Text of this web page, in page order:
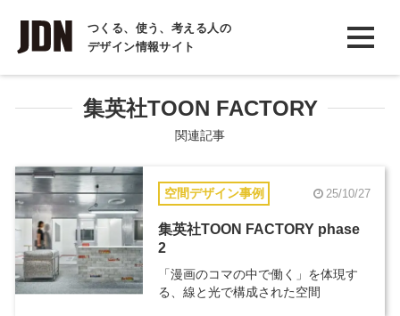
つくる、使う、考える人の
デザイン情報サイト
INTERVIEW
インタビュー
REPORT
COLUMN
コラム
集英社TOON FACTORY
関連記事
空間デザイン事例 25/10/27
集英社TOON FACTORY phase
2
「漫画のコマの中で働く」を体現す
る、線と光で構成された空間